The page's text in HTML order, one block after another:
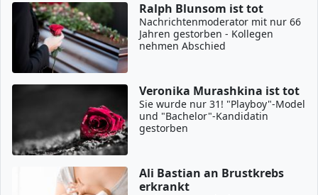
Ralph Blunsom ist tot
Nachrichtenmoderator mit nur 66
Jahren gestorben - Kollegen
nehmen Abschied
Veronika Murashkina ist tot
Sie wurde nur 31! "Playboy"-Model
und "Bachelor"-Kandidatin
gestorben
Ali Bastian an Brustkrebs
erkrankt